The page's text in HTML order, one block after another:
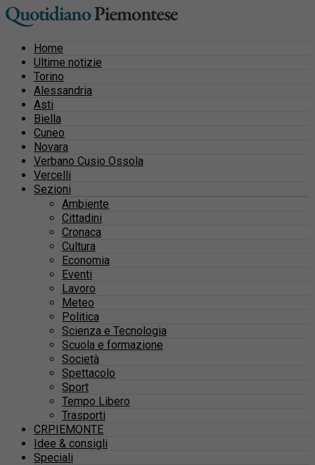
Home
Ultime notizie
Torino
Alessandria
Asti
Biella
Cuneo
Novara
Verbano Cusio Ossola
Vercelli
Sezioni
Ambiente
Cittadini
Cronaca
Cultura
Economia
Eventi
Lavoro
Meteo
Politica
Scienza e Tecnologia
Scuola e formazione
Società
Spettacolo
Sport
Tempo Libero
Trasporti
CRPIEMONTE
Idee & consigli
Speciali